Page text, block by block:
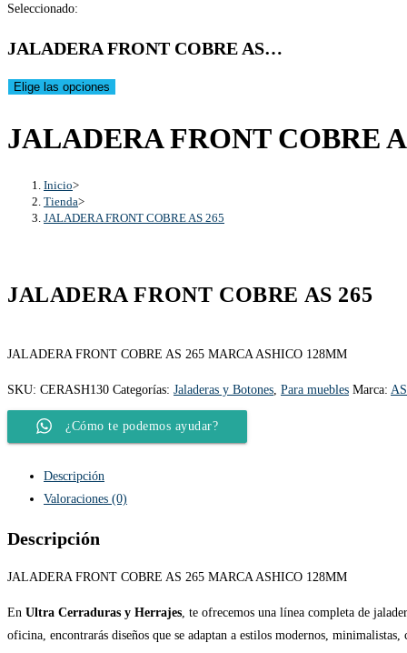
Seleccionado:
JALADERA FRONT COBRE AS…
Elige las opciones
JALADERA FRONT COBRE
Inicio>
Tienda>
JALADERA FRONT COBRE AS 265
JALADERA FRONT COBRE AS 265
JALADERA FRONT COBRE AS 265 MARCA ASHICO 128MM
SKU: CERASH130 Categorías: Jaladeras y Botones Para muebles Marca:
¿Cómo te podemos ayudar?
Descripción
Valoraciones (0)
Descripción
JALADERA FRONT COBRE AS 265 MARCA ASHICO 128MM
En Ultra Cerraduras y Herrajes, te ofrecemos una línea completa de
oficina, encontrarás diseños que se adaptan a estilos modernos, minimalistas,